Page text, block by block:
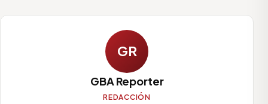
GR
GBA Reporter
REDACCIÓN